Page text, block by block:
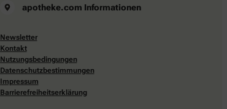
apotheke.com Informationen
Newsletter
Kontakt
Nutzungsbedingungen
Datenschutzbestimmungen
Impressum
Barrierefreiheitserklärung